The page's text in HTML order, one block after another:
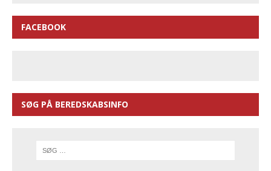
FACEBOOK
SØG PÅ BEREDSKABSINFO